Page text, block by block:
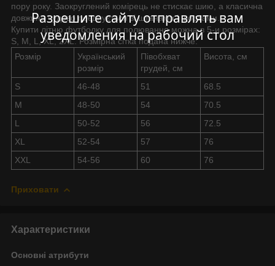
Разрешите сайту отправлять вам
уведомления на рабочий стол
пору року. Заокруглений комірець не стискає шию, а класична
довжина чудово поєднується зі штанами і шортами.
Купити літню футболку для полювання можна в 5-и розмірах:
S, M, L, XL, 2XL. Розмірна сітка подана нижче:
Розмір
Український
розмір
Півобхват
грудей, см
Висота, см
S 46-48 51
68.5
M
48-50 54
70.5
L
50-52 56
72.5
XL
52-54 57
76
XXL
54-56 60 76
Приховати
Характеристики
Основні атрибути